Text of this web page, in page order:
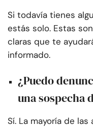
Si todavía tienes
estás solo. Estas
claras que te
informado.
¿Puedo
una sospecha
Sí. La mayoría de